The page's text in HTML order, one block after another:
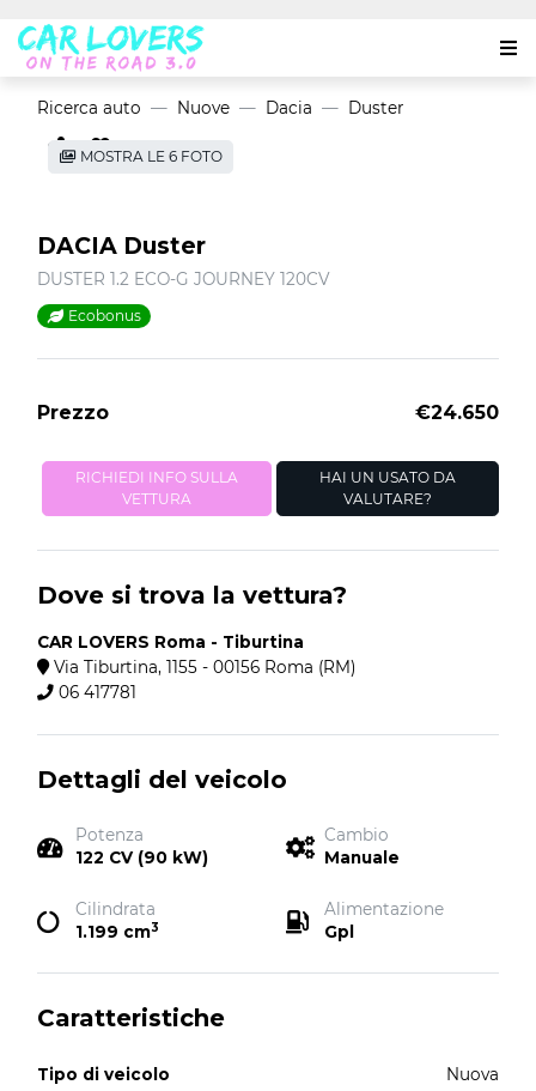
Ricerca auto Nuove Dacia Duster
MOSTRA LE 6 FOTO
DACIA Duster
DUSTER 1.2 ECO-G JOURNEY 120CV
Ecobonus
Prezzo €24.650
RICHIEDI INFO SULLA
VETTURA
HAI UN USATO DA
VALUTARE?
Dove si trova la vettura?
CAR LOVERS Roma - Tiburtina
Via Tiburtina, 1155 - 00156 Roma (RM)
06 417781
Dettagli del veicolo
Potenza
122 CV (90 kW)
Cambio
Manuale
Cilindrata
1.199 cm3
Alimentazione
Gpl
Caratteristiche
Tipo di veicolo Nuova